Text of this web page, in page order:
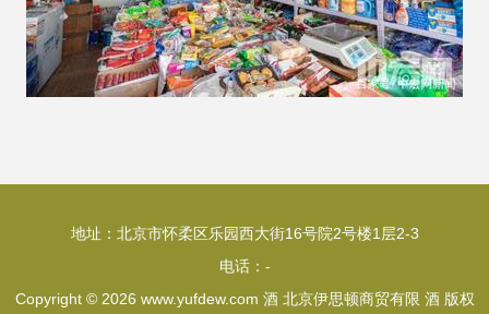
地址：北京市怀柔区乐园西大街16号院2号楼1层2-3
电话：-
Copyright © 2026 www.yufdew.com 酒 北京伊思顿商贸有限 酒版权